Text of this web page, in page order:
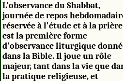
L'observance du Shabbat,
journée de repos
réservée à l'étude et à la prière
est la première forme
d'observance liturgique
dans la Bible. Il joue un rôle
majeur, tant dans la vie que
la pratique religieuse, et